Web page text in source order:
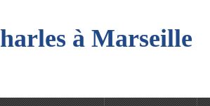
à Marseille